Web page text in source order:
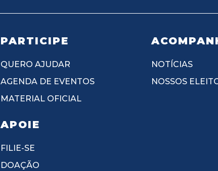
PARTICIPE
QUERO AJUDAR
AGENDA DE EVENTOS
MATERIAL OFICIAL
APOIE
FILIE-SE
DOAÇÃO
NOTÍCIAS
NOSSOS